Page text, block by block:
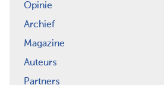
Opinie
Archief
Magazine
Auteurs
Partners